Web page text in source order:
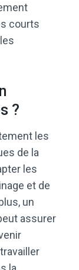
courts
?
les
de la
les
et de
un
assurer